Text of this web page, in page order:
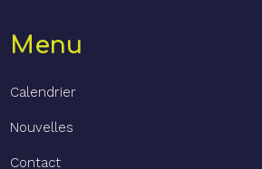
Menu
Calendrier
Nouvelles
Contact